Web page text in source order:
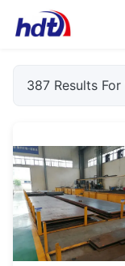
387 Results For